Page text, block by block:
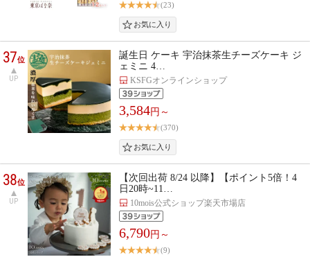
(23)
37位
UP
誕生日 ケーキ 宇治抹茶生チーズケーキ ジ
ェミニ 4…
KSFGオンラインショップ
3,584円～
(370)
38位
UP
【次回出荷 8/24 以降】【ポイント5倍！4
日20時~11…
10mois公式ショップ楽天市場店
6,790円～
(9)